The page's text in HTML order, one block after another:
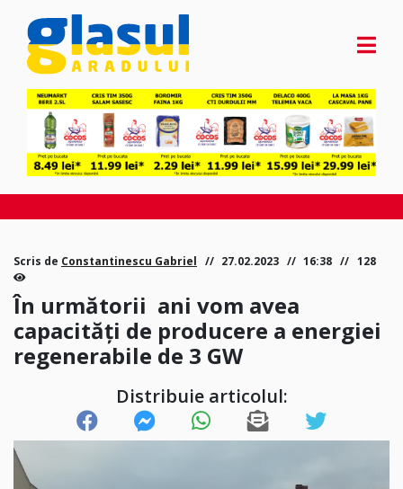
Scris de Constantinescu Gabriel 27.02.2023 16:38 128
În următorii ani vom avea
capacități de producere a energiei
regenerabile de 3 GW
Distribuie articolul: